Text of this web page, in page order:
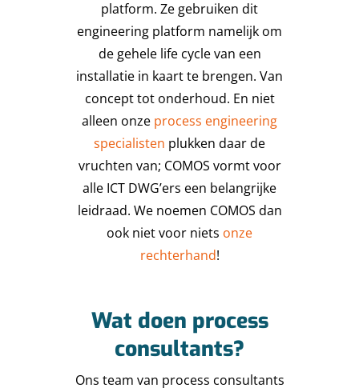
platform. Ze gebruiken dit
engineering platform namelijk om
de gehele life cycle van een
installatie in kaart te brengen. Van
concept tot onderhoud. En niet
alleen onze process engineering
specialisten plukken daar de
vruchten van; COMOS vormt voor
alle ICT DWG’ers een belangrijke
leidraad. We noemen COMOS dan
ook niet voor niets onze
rechterhand!
Wat doen process
consultants?
Ons team van process consultants